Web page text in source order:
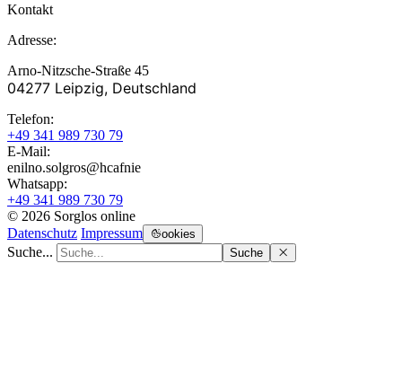
Kontakt
Adresse:
Arno-Nitzsche-Straße 45
04277 Leipzig, Deutschland
Telefon:
+49 341 989 730 79
E-Mail:
enilno.solgros@hcafnie
Whatsapp:
+49 341 989 730 79
© 2026 Sorglos online
Datenschutz Impressum ookies
Suche... Suche